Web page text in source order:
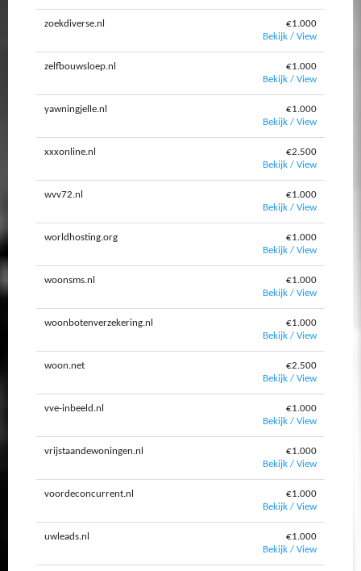
zoekdiverse.nl
€1.000
Bekijk / View
zelfbouwsloep.nl
€1.000
Bekijk / View
yawningjelle.nl
€1.000
Bekijk / View
xxxonline.nl
€2.500
Bekijk / View
wvv72.nl
€1.000
Bekijk / View
worldhosting.org
€1.000
Bekijk / View
woonsms.nl
€1.000
Bekijk / View
woonbotenverzekering.nl
€1.000
Bekijk / View
woon.net
€2.500
Bekijk / View
vve-inbeeld.nl
€1.000
Bekijk / View
vrijstaandewoningen.nl
€1.000
Bekijk / View
voordeconcurrent.nl
€1.000
Bekijk / View
uwleads.nl
€1.000
Bekijk / View